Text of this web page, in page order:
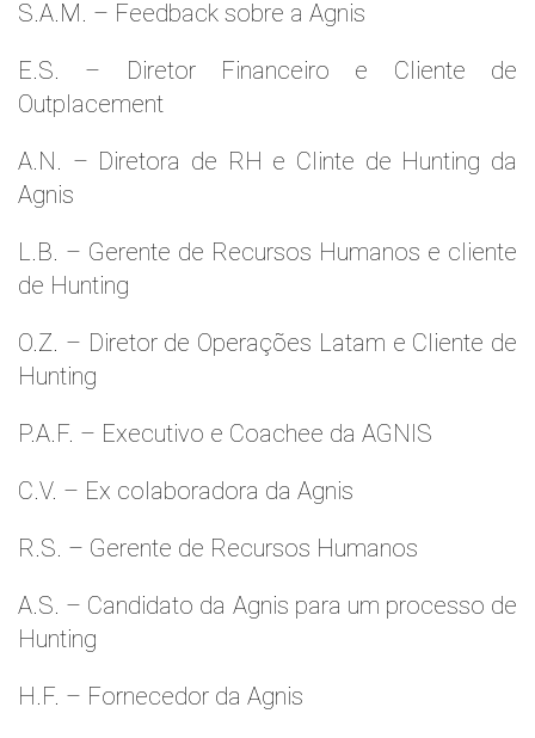
S.A.M. – Feedback sobre a Agnis
E.S. – Diretor Financeiro e Cliente de
Outplacement
A.N. – Diretora de RH e Clinte de Hunting da
Agnis
L.B. – Gerente de Recursos Humanos e cliente
de Hunting
O.Z. – Diretor de Operações Latam e Cliente de
Hunting
P.A.F. – Executivo e Coachee da AGNIS
C.V. – Ex colaboradora da Agnis
R.S. – Gerente de Recursos Humanos
A.S. – Candidato da Agnis para um processo de
Hunting
H.F. – Fornecedor da Agnis